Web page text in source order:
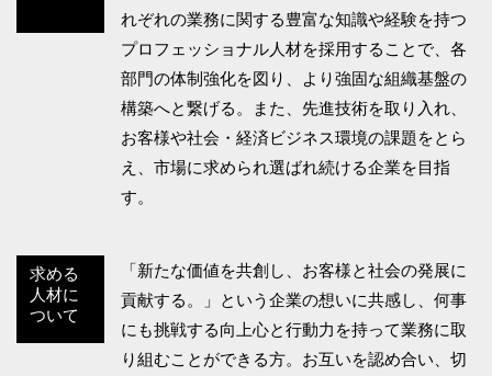
れぞれの業務に関する豊富な知識や経験を持つ
プロフェッショナル人材を採用することで、各
部門の体制強化を図り、より強固な組織基盤の
構築へと繋げる。また、先進技術を取り入れ、
お客様や社会・経済ビジネス環境の課題をとら
え、市場に求められ選ばれ続ける企業を目指
す。
求める
人材に
ついて
「新たな価値を共創し、お客様と社会の発展に
貢献する。」という企業の想いに共感し、何事
にも挑戦する向上心と行動力を持って業務に取
り組むことができる方。お互いを認め合い、切